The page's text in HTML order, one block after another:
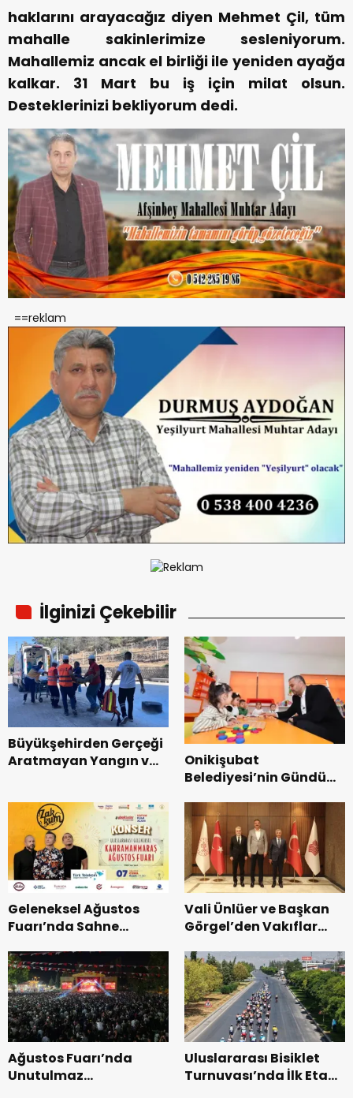
haklarını arayacağız diyen Mehmet Çil, tüm
mahalle sakinlerimize sesleniyorum.
Mahallemiz ancak el birliği ile yeniden ayağa
kalkar. 31 Mart bu iş için milat olsun.
Desteklerinizi bekliyorum dedi.
==reklam
İlginizi Çekebilir
Büyükşehirden Gerçeği
Aratmayan Yangın ve
Onikişubat
Belediyesi’nin Gündüz
dönemin ön kayıtları
başladı.
Geleneksel Ağustos
Fuarı’nda Sahne
Vali Ünlüer ve Başkan
Görgel’den Vakıflar
ziyaret.
Ağustos Fuarı’nda
Unutulmaz
Uluslararası Bisiklet
Turnuvası’nda İlk Etap